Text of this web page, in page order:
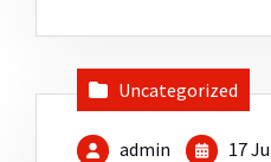
Uncategorized
admin 17